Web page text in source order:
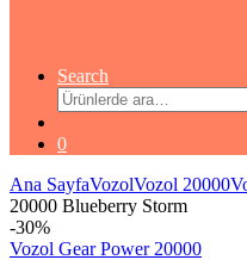
Search
Ara:
0
Ana SayfaVozolVozol 20000
20000 Blueberry Storm
-30%
Vozol Gear Power 20000